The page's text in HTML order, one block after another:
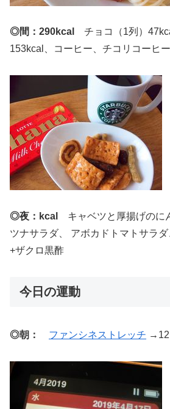
◎間：290kcal チョコ（1列）
153kcal、コーヒー、チコリコーヒ
◎夜：kcal キャベツと厚揚げのに
ツナサラダ、 アボカドトマトサラ
+ザクロ黒酢
今日の運動
◎朝： ファンシネストレッチ →12